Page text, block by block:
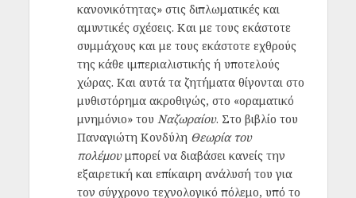
κανονικότητας» στις διπλωματικές και
αμυντικές σχέσεις. Και με τους εκάστοτε
συμμάχους και με τους εκάστοτε εχθρούς
της κάθε ιμπεριαλιστικής ή υποτελούς
χώρας. Και αυτά τα ζητήματα θίγονται στο
μυθιστόρημα ακροθιγώς, στο «οραματικό
μνημόνιο» του Ναζωραίου. Στο βιβλίο του
Παναγιώτη Κονδύλη Θεωρία του
πολέμουμπορεί να διαβάσει κανείς την
εξαιρετική και επίκαιρη ανάλυσή του για
τον σύγχρονο τεχνολογικό πόλεμο, υπό το